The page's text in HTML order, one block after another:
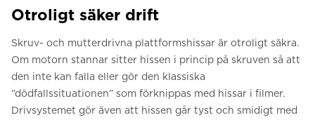
Otroligt säker drift
Skruv- och mutterdrivna plattformshissar är otroligt säkra.
Om motorn stannar sitter hissen i princip på skruven så att
den inte kan falla eller gör den klassiska
”dödfallssituationen” som förknippas med hissar i filmer.
Drivsystemet gör även att hissen går tyst och smidigt med